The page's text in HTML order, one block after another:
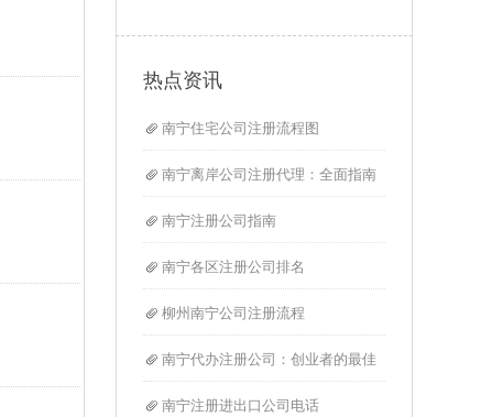
热点资讯
南宁住宅公司注册流程图
南宁离岸公司注册代理：全面指南
南宁注册公司指南
南宁各区注册公司排名
柳州南宁公司注册流程
南宁代办注册公司：创业者的最佳
南宁注册进出口公司电话